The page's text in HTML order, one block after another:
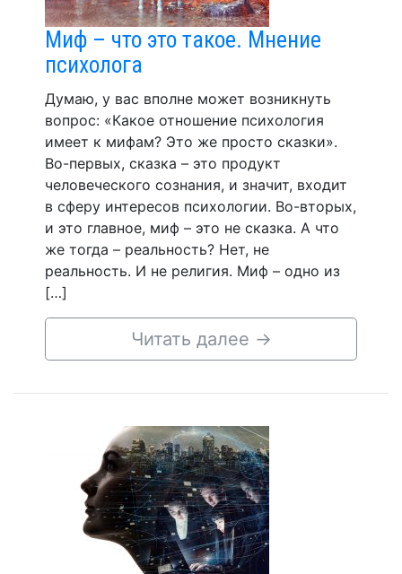
Миф – что это такое. Мнение
психолога
Думаю, у вас вполне может возникнуть
вопрос: «Какое отношение психология
имеет к мифам? Это же просто сказки».
Во-первых, сказка – это продукт
человеческого сознания, и значит, входит
в сферу интересов психологии. Во-вторых,
и это главное, миф – это не сказка. А что
же тогда – реальность? Нет, не
реальность. И не религия. Миф – одно из
[…]
Читать далее →